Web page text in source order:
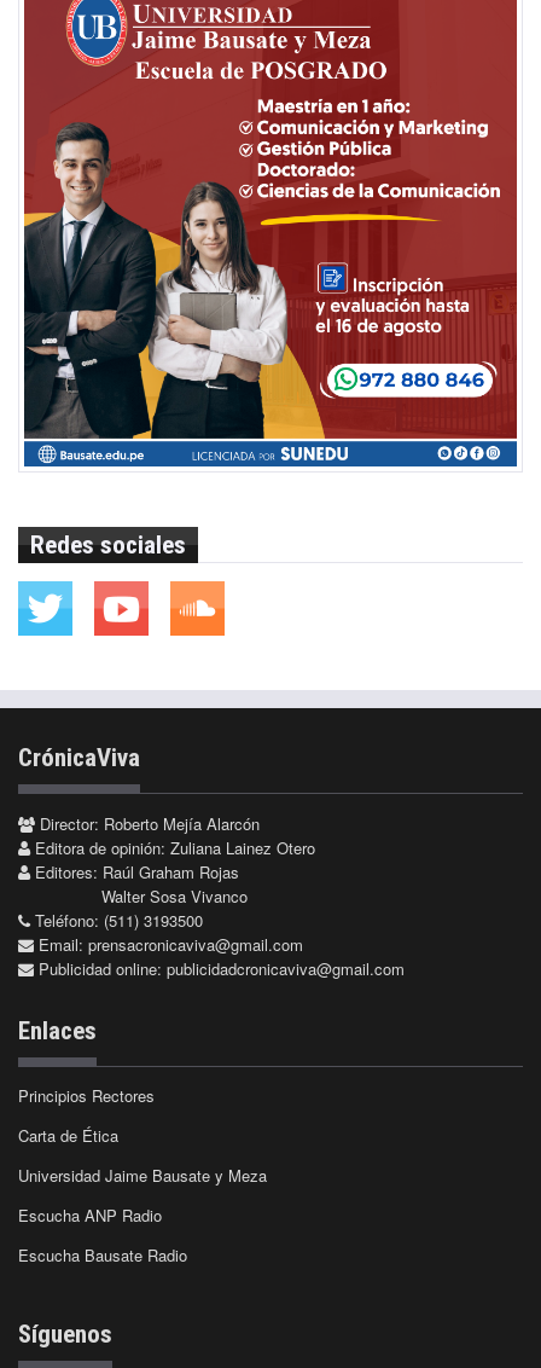
Redes sociales
CrónicaViva
Director: Roberto Mejía Alarcón
Editora de opinión: Zuliana Lainez Otero
Editores: Raúl Graham Rojas
Walter Sosa Vivanco
Teléfono: (511) 3193500
Email: prensacronicaviva@gmail.com
Publicidad online: publicidadcronicaviva@gmail.com
Enlaces
Principios Rectores
Carta de Ética
Universidad Jaime Bausate y Meza
Escucha ANP Radio
Escucha Bausate Radio
Síguenos